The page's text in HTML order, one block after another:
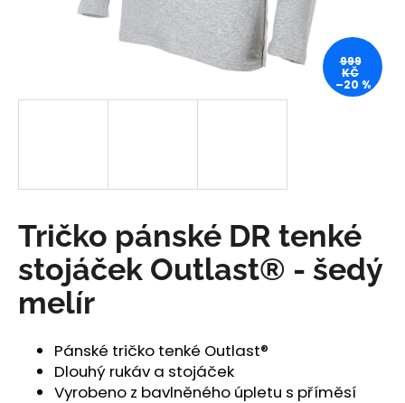
Tričko pánské DR tenké
stojáček Outlast® - šedý
melír
Pánské tričko tenké Outlast®
Dlouhý rukáv a stojáček
Vyrobeno z bavlněného úpletu s příměsí
999
KČ
–20 %
t
o